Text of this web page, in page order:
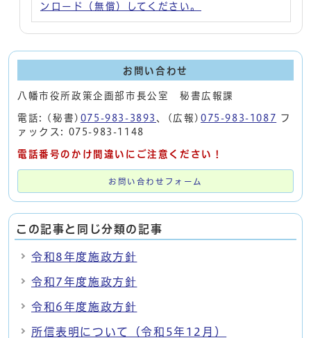
ンロード（無償）してください。
お問い合わせ
八幡市役所政策企画部市長公室 秘書広報課
電話: (秘書) 075-983-3893 、(広報)075-983-1087 フ
ァックス: 075-983-1148
電話番号のかけ間違いにご注意ください！
お問い合わせフォーム
この記事と同じ分類の記事
令和8年度施政方針
令和7年度施政方針
令和6年度施政方針
所信表明について（令和5年12月）